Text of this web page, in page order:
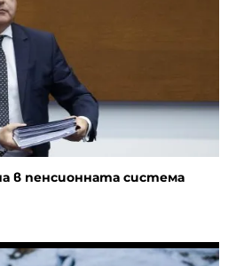
в пенсионната система